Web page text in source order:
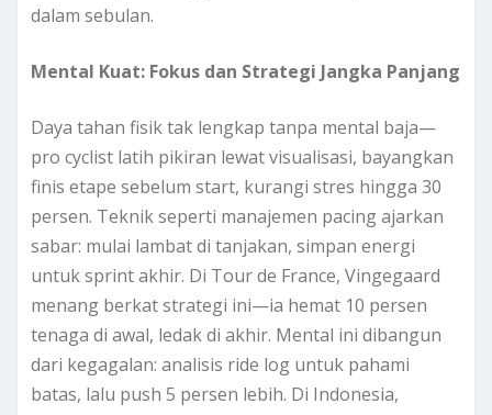
dalam sebulan.
Mental Kuat: Fokus dan Strategi Jangka Panjang
Daya tahan fisik tak lengkap tanpa mental baja—
pro cyclist latih pikiran lewat visualisasi, bayangkan
finis etape sebelum start, kurangi stres hingga 30
persen. Teknik seperti manajemen pacing ajarkan
sabar: mulai lambat di tanjakan, simpan energi
untuk sprint akhir. Di Tour de France, Vingegaard
menang berkat strategi ini—ia hemat 10 persen
tenaga di awal, ledak di akhir. Mental ini dibangun
dari kegagalan: analisis ride log untuk pahami
batas, lalu push 5 persen lebih. Di Indonesia,